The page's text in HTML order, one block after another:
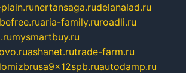
nertansaga.rudelanalad.ru
aria-family.ruroadli.ru
mysmartbuy.ru
ashanet.rutrade-farm.ru
autodamp.ru